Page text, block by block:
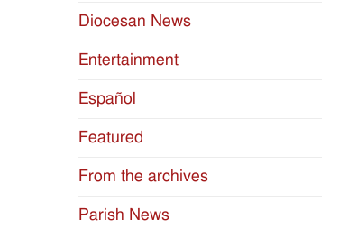
Diocesan News
Entertainment
Español
Featured
From the archives
Parish News